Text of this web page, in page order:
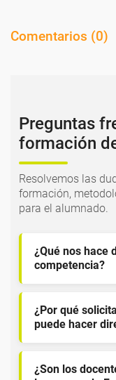
Comentarios (0)
Preguntas
formación
Resolvemos las
formación,
para el alumnado.
¿Qué nos hace
competencia?
¿Por qué
puede hacer
¿Son los